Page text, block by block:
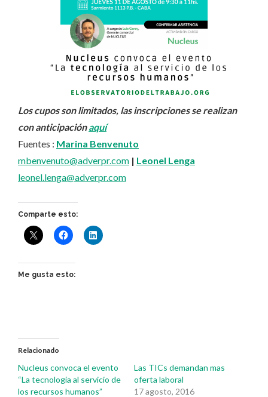
Los cupos son limitados, las inscripciones se realizan
con anticipaciónaquí
Fuentes : Marina Benvenuto
mbenvenuto@adverpr.com | Leonel Lenga
leonel.lenga@adverpr.com
Comparte esto:
Me gusta esto:
Relacionado
Nucleus convoca el evento
“La tecnología al servicio de
los recursos humanos”
Las TICs demandan mas
oferta laboral
17 agosto, 2016